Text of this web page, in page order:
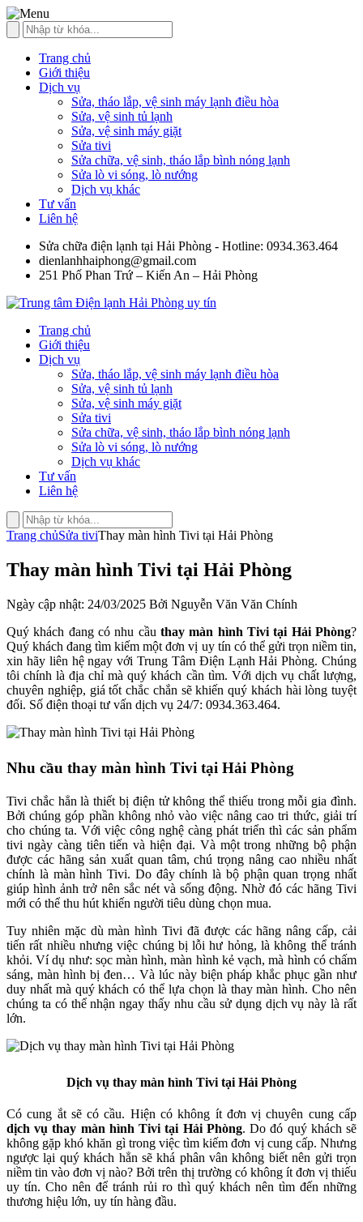
Trang chủ
Giới thiệu
Dịch vụ
Sửa, tháo lắp, vệ sinh máy lạnh điều hòa
Sửa, vệ sinh tủ lạnh
Sửa, vệ sinh máy giặt
Sửa tivi
Sửa chữa, vệ sinh, tháo lắp bình nóng lạnh
Sửa lò vi sóng, lò nướng
Dịch vụ khác
Tư vấn
Liên hệ
Sửa chữa điện lạnh tại Hải Phòng - Hotline: 0934.363.464
dienlanhhaiphong@gmail.com
251 Phố Phan Trứ – Kiến An – Hải Phòng
Trang chủ
Giới thiệu
Dịch vụ
Sửa, tháo lắp, vệ sinh máy lạnh điều hòa
Sửa, vệ sinh tủ lạnh
Sửa, vệ sinh máy giặt
Sửa tivi
Sửa chữa, vệ sinh, tháo lắp bình nóng lạnh
Sửa lò vi sóng, lò nướng
Dịch vụ khác
Tư vấn
Liên hệ
Trang chủSửa tiviThay màn hình Tivi tại Hải Phòng
Thay màn hình Tivi tại Hải Phòng
Ngày cập nhật: 24/03/2025 Bởi Nguyễn Văn Văn Chính
Quý khách đang có nhu cầu thay màn hình Tivi tại Hải Phòng?
Quý khách đang tìm kiếm một đơn vị uy tín có thể gửi trọn niềm tin,
xin hãy liên hệ ngay với Trung Tâm Điện Lạnh Hải Phòng. Chúng
tôi chính là địa chỉ mà quý khách cần tìm. Với dịch vụ chất lượng,
chuyên nghiệp, giá tốt chắc chắn sẽ khiến quý khách hài lòng tuyệt
đối. Số điện thoại tư vấn dịch vụ 24/7: 0934.363.464.
Nhu cầu thay màn hình Tivi tại Hải Phòng
Tivi chắc hẳn là thiết bị điện tử không thể thiếu trong mỗi gia đình.
Bởi chúng góp phần không nhỏ vào việc nâng cao tri thức, giải trí
cho chúng ta. Với việc công nghệ càng phát triển thì các sản phẩm
tivi ngày càng tiên tiến và hiện đại. Và một trong những bộ phận
được các hãng sản xuất quan tâm, chú trọng nâng cao nhiều nhất
chính là màn hình Tivi. Do đây chính là bộ phận quan trọng nhất
giúp hình ảnh trở nên sắc nét và sống động. Nhờ đó các hãng Tivi
mới có thể thu hút khiến người tiêu dùng chọn mua.
Tuy nhiên mặc dù màn hình Tivi đã được các hãng nâng cấp, cải
tiến rất nhiều nhưng việc chúng bị lỗi hư hỏng, là không thể tránh
khỏi. Ví dụ như: sọc màn hình, màn hình kẻ vạch, mà hình có chấm
sáng, màn hình bị đen… Và lúc này biện pháp khắc phục gần như
duy nhất mà quý khách có thể lựa chọn là thay màn hình. Cho nên
chúng ta có thể nhận ngay thấy nhu cầu sử dụng dịch vụ này là rất
lớn.
Dịch vụ thay màn hình Tivi tại Hải Phòng
Có cung ắt sẽ có cầu. Hiện có không ít đơn vị chuyên cung cấp
dịch vụ thay màn hình Tivi tại Hải Phòng. Do đó quý khách sẽ
không gặp khó khăn gì trong việc tìm kiếm đơn vị cung cấp. Nhưng
ngược lại quý khách hẳn sẽ khá phân vân không biết nên gửi trọn
niềm tin vào đơn vị nào? Bởi trên thị trường có không ít đơn vị thiếu
uy tín. Cho nên để tránh rủi ro thì quý khách nên tìm đến những
thương hiệu lớn, uy tín hàng đầu.